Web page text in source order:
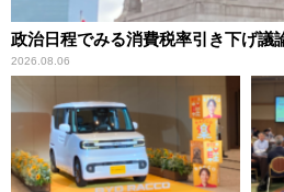
政治日程でみる消費税率引き下げ議
2026.08.06